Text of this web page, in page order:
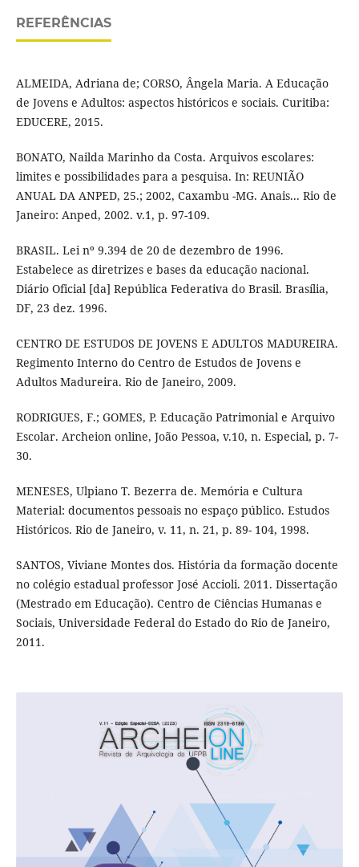
REFERÊNCIAS
ALMEIDA, Adriana de; CORSO, Ângela Maria. A Educação
de Jovens e Adultos: aspectos históricos e sociais. Curitiba:
EDUCERE, 2015.
BONATO, Nailda Marinho da Costa. Arquivos escolares:
limites e possibilidades para a pesquisa. In: REUNIÃO
ANUAL DA ANPED, 25.; 2002, Caxambu -MG. Anais... Rio de
Janeiro: Anped, 2002. v.1, p. 97-109.
BRASIL. Lei nº 9.394 de 20 de dezembro de 1996.
Estabelece as diretrizes e bases da educação nacional.
Diário Oficial [da] República Federativa do Brasil. Brasília,
DF, 23 dez. 1996.
CENTRO DE ESTUDOS DE JOVENS E ADULTOS MADUREIRA.
Regimento Interno do Centro de Estudos de Jovens e
Adultos Madureira. Rio de Janeiro, 2009.
RODRIGUES, F.; GOMES, P. Educação Patrimonial e Arquivo
Escolar. Archeion online, João Pessoa, v.10, n. Especial, p. 7-
30.
MENESES, Ulpiano T. Bezerra de. Memória e Cultura
Material: documentos pessoais no espaço público. Estudos
Históricos. Rio de Janeiro, v. 11, n. 21, p. 89- 104, 1998.
SANTOS, Viviane Montes dos. História da formação docente
no colégio estadual professor José Accioli. 2011. Dissertação
(Mestrado em Educação). Centro de Ciências Humanas e
Sociais, Universidade Federal do Estado do Rio de Janeiro,
2011.